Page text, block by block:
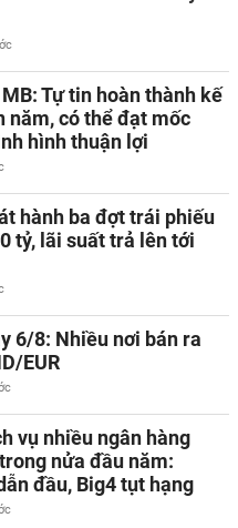
Tự tin hoàn thành kế
năm, có thể đạt mốc
hình thuận lợi
hành ba đợt trái phiếu
tỷ, lãi suất trả lên tới
6/8: Nhiều nơi bán ra
EUR
vụ nhiều ngân hàng
nửa đầu năm:
đầu, Big4 tụt hạng